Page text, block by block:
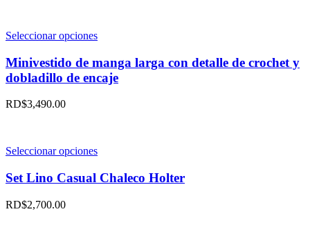
pueden
en
la
página
Seleccionar opcionesEste
tiene
múltiples
variantes.
elegir
en
la
página
Minivestido de manga larga con detalle de crochet y
dobladillo de encaje
RD$3,490.00
Seleccionar opcionesEste
tiene
múltiples
Set Lino Casual Chaleco Holter
RD$2,700.00